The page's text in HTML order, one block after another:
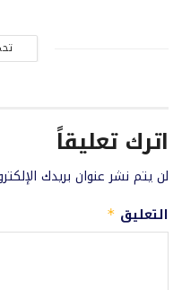
اترك تعليقاً
لن يتم نشر عنوان بريدك
التعليق *